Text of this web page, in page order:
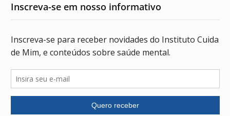
Inscreva-se em nosso informativo